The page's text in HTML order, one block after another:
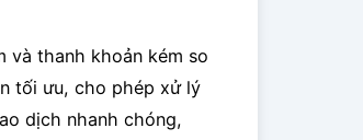
và thanh khoản kém so
tối ưu, cho phép xử lý
dịch nhanh chóng,